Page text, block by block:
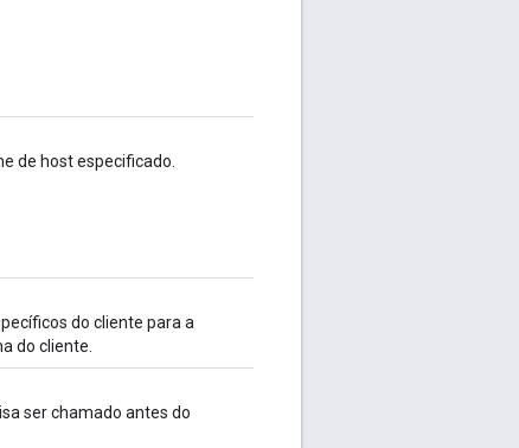
de host especificado.
do cliente para a
do cliente.
ser chamado antes do